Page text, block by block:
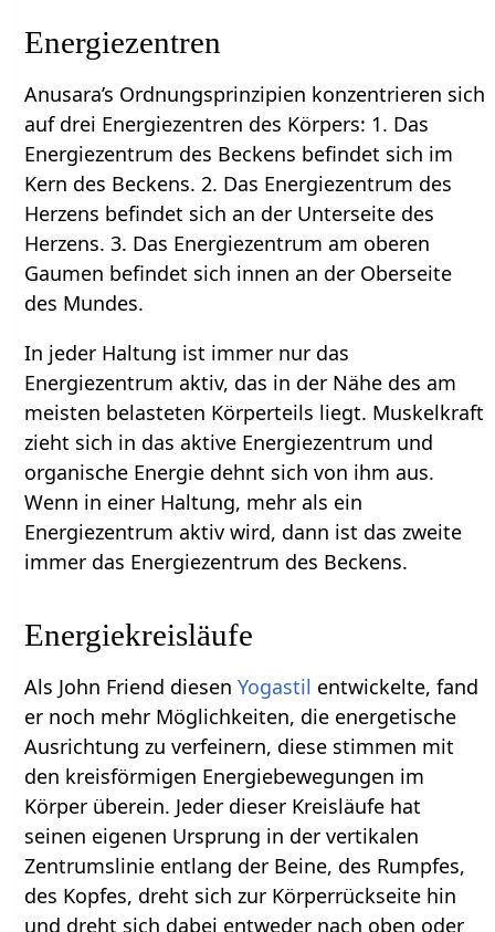
Energiezentren
Anusara’s Ordnungsprinzipien konzentrieren sich
auf drei Energiezentren des Körpers: 1. Das
Energiezentrum des Beckens befindet sich im
Kern des Beckens. 2. Das Energiezentrum des
Herzens befindet sich an der Unterseite des
Herzens. 3. Das Energiezentrum am oberen
Gaumen befindet sich innen an der Oberseite
des Mundes.
In jeder Haltung ist immer nur das
Energiezentrum aktiv, das in der Nähe des am
meisten belasteten Körperteils liegt. Muskelkraft
zieht sich in das aktive Energiezentrum und
organische Energie dehnt sich von ihm aus.
Wenn in einer Haltung, mehr als ein
Energiezentrum aktiv wird, dann ist das zweite
immer das Energiezentrum des Beckens.
Energiekreisläufe
Als John Friend diesenYogastil entwickelte, fand
er noch mehr Möglichkeiten, die energetische
Ausrichtung zu verfeinern, diese stimmen mit
den kreisförmigen Energiebewegungen im
Körper überein. Jeder dieser Kreisläufe hat
seinen eigenen Ursprung in der vertikalen
Zentrumslinie entlang der Beine, des Rumpfes,
des Kopfes, dreht sich zur Körperrückseite hin
und dreht sich dabei entweder nach oben oder